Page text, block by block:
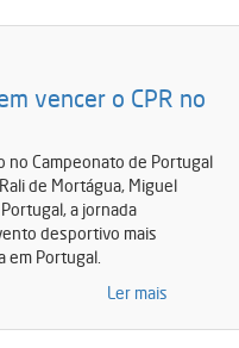
vencer o CPR no
no Campeonato de Portugal
de Mortágua, Miguel
a jornada
desportivo mais
em Portugal.
Ler mais